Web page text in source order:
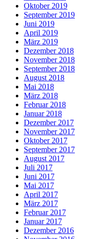
Oktober 2019
September 2019
Juni 2019
April 2019
März 2019
Dezember 2018
November 2018
September 2018
August 2018
Mai 2018
März 2018
Februar 2018
Januar 2018
Dezember 2017
November 2017
Oktober 2017
September 2017
August 2017
Juli 2017
Juni 2017
Mai 2017
April 2017
März 2017
Februar 2017
Januar 2017
Dezember 2016